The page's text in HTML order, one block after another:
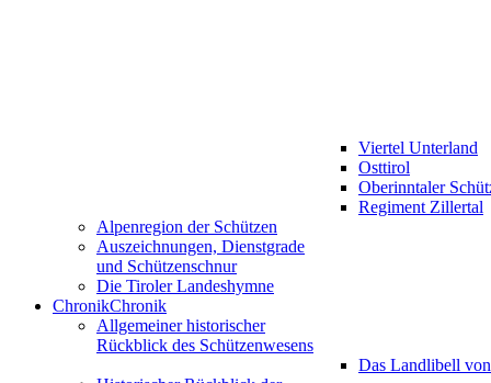
Viertel Unterland
Osttirol
Oberinntaler
Regiment Zillertal
Alpenregion der Schützen
Auszeichnungen, Dienstgrade
und Schützenschnur
Die Tiroler Landeshymne
ChronikChronik
Allgemeiner historischer
Rückblick des Schützenwesens
Das Landlibell